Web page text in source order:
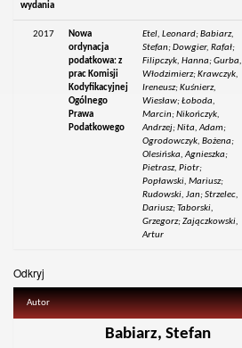
wydania
2017
Nowa
ordynacja
podatkowa: z
prac Komisji
Kodyfikacyjnej
Ogólnego
Prawa
Podatkowego
Etel, Leonard; Babiarz,
Stefan; Dowgier, Rafał;
Filipczyk, Hanna; Gurba,
Włodzimierz; Krawczyk,
Ireneusz; Kuśnierz,
Wiesław; Łoboda,
Marcin; Nikończyk,
Andrzej; Nita, Adam;
Ogrodowczyk, Bożena;
Olesińska, Agnieszka;
Pietrasz, Piotr;
Popławski, Mariusz;
Rudowski, Jan; Strzelec,
Dariusz; Taborski,
Grzegorz; Zajączkowski,
Artur
Odkryj
Autor
Babiarz, Stefan